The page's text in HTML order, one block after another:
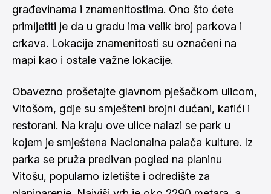
građevinama i znamenitostima. Ono što ćete
primijetiti je da u gradu ima velik broj parkova i
crkava. Lokacije znamenitosti su označeni na
mapi kao i ostale važne lokacije.
Obavezno prošetajte glavnom pješačkom ulicom,
Vitošom, gdje su smješteni brojni dućani, kafići i
restorani. Na kraju ove ulice nalazi se park u
kojem je smještena Nacionalna palača kulture. Iz
parka se pruža predivan pogled na planinu
Vitošu, popularno izletište i odredište za